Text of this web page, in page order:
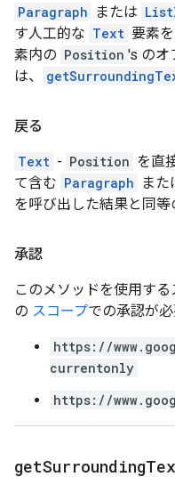
Paragraph
または
す人工的な Text 要素
素内の Position 's のオ
は、
戻る
Text - Position を直
て含む Paragraph また
を呼び出した結果と同等
承認
このメソッドを使用す
の スコープでの承認が必
https://
currentonly
https://
getSurrounding